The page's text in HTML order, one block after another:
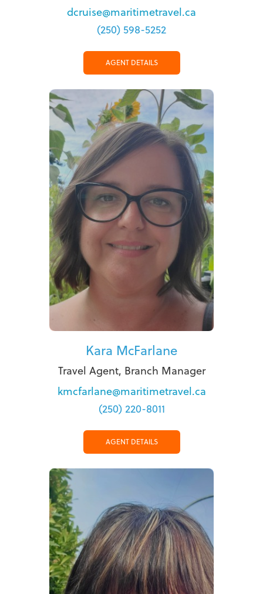
dcruise@maritimetravel.ca
(250) 598-5252
AGENT DETAILS
Kara McFarlane
Travel Agent, Branch Manager
kmcfarlane@maritimetravel.ca
(250) 220-8011
AGENT DETAILS